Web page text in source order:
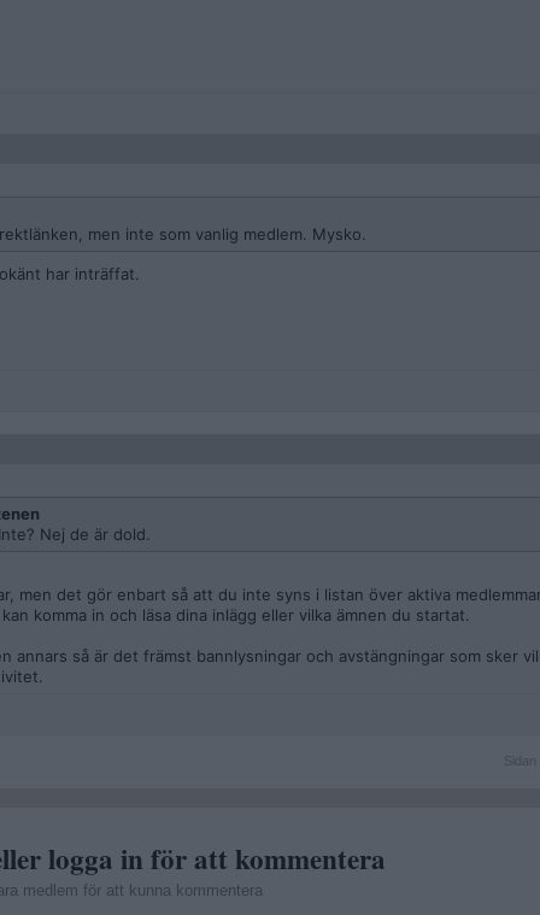
men inte som vanlig medlem. Mysko.
har inträffat.
Nej de är dold.
men det gör enbart så att du inte syns i listan över aktiva
komma in och läsa dina inlägg eller vilka ämnen du startat.
annars så är det främst bannlysningar och avstängningar som sker
Sidan
Sidan
logga in för att kommentera
medlem för att kunna kommentera